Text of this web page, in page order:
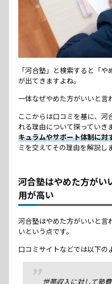
「河合塾」と検索すると「
が出てきますよね。
一体なぜやめた方がいいと言
ここからは口コミを基に、
れる理由について探っていき
キュラムやサポート体制に対
ミを交えてその理由を解説し
河合塾はやめた方がい
用が高い
河合塾はやめた方がいいと言
いという点です。
口コミサイトなどでは以下の
世帯収入に対して塾